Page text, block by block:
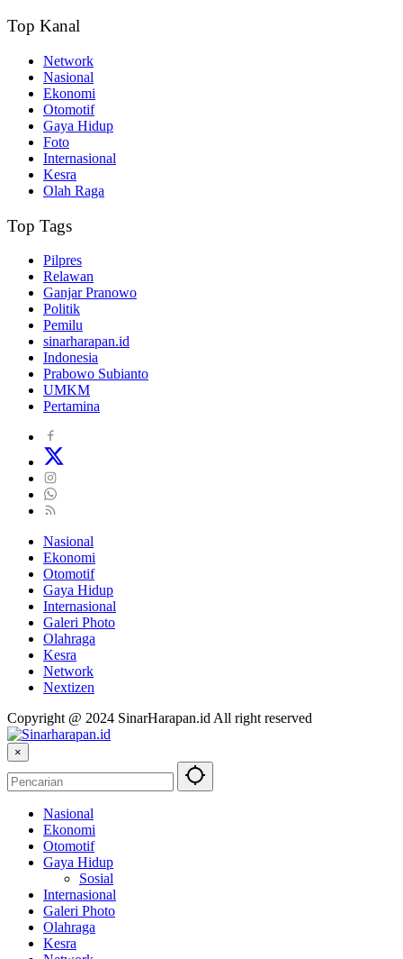
Top Kanal
Network
Nasional
Ekonomi
Otomotif
Gaya Hidup
Foto
Internasional
Kesra
Olah Raga
Top Tags
Pilpres
Relawan
Ganjar Pranowo
Politik
Pemilu
sinarharapan.id
Indonesia
Prabowo Subianto
UMKM
Pertamina
Nasional
Ekonomi
Otomotif
Gaya Hidup
Internasional
Galeri Photo
Olahraga
Kesra
Network
Nextizen
Copyright @ 2024 SinarHarapan.id All right reserved
×
Nasional
Ekonomi
Otomotif
Gaya Hidup
Sosial
Internasional
Galeri Photo
Olahraga
Kesra